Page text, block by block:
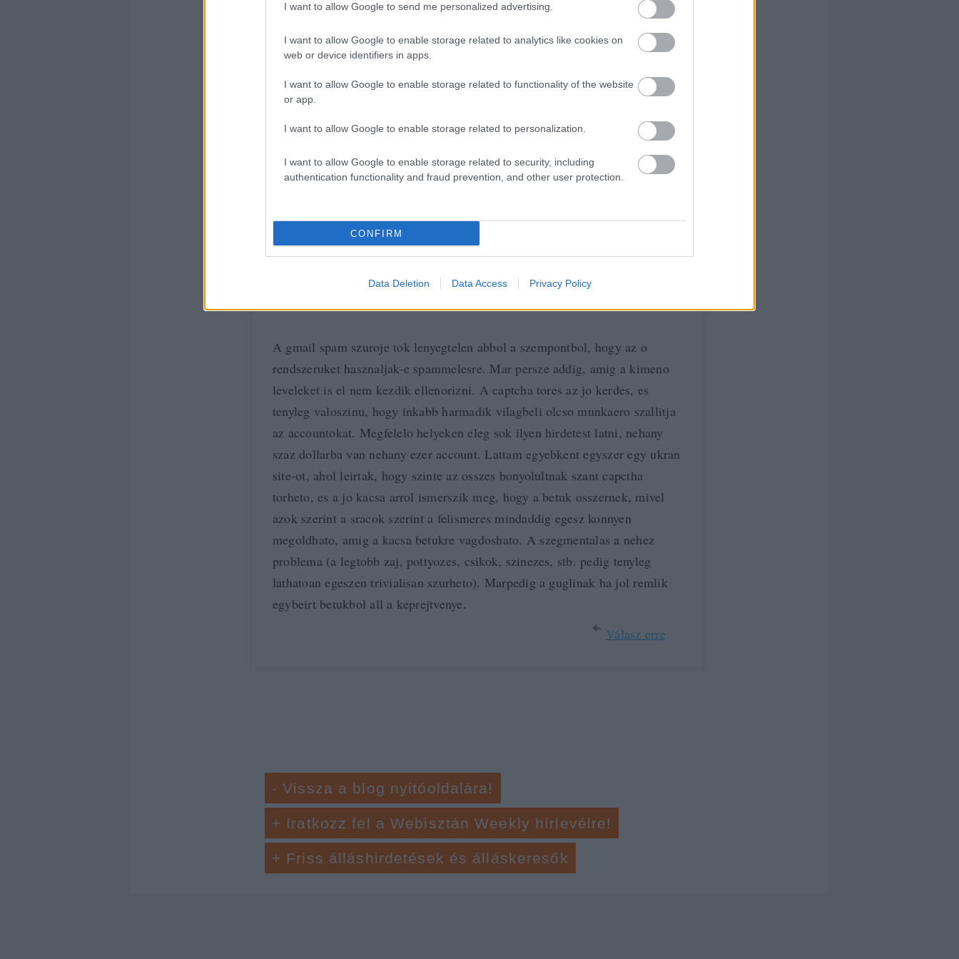
I want to allow Google to send me personalized advertising.
I want to allow Google to enable storage related to analytics like cookies on
web or device identifiers in apps.
I want to allow Google to enable storage related to functionality of the website
or app.
I want to allow Google to enable storage related to personalization.
I want to allow Google to enable storage related to security, including
authentication functionality and fraud prevention, and other user protection.
CONFIRM
Data Deletion Data Access Privacy Policy
ki az RBL-t a konfigurációból, hogy működjön a szolgáltatás...
Válasz erre
LALI_
pont most kaptam egy viagrás című levelet a gmailes fiókomba, szóval
létezik a dolog és sajna nemfogta meg a gmail, pedig a címében is benne
volt a viagra, tehát nemértem... (pop3-al szedem le a leveleket és a
A gmail spam szuroje tok lenyegtelen abbol a szempontbol, hogy az o
rendszeruket hasznaljak-e spammelesre. Mar persze addig, amig a kimeno
leveleket is el nem kezdik ellenorizni. A captcha tores az jo kerdes, es
tenyleg valoszinu, hogy inkabb harmadik vilagbeli olcso munkaero szallitja
az accountokat. Megfelelo helyeken eleg sok ilyen hirdetest latni, nehany
szaz dollarba van nehany ezer account. Lattam egyebkent egyszer egy ukran
site-ot, ahol leirtak, hogy szinte az osszes bonyolultnak szant capctha
torheto, es a jo kacsa arrol ismerszik meg, hogy a betuk osszernek, mivel
azok szerint a sracok szerint a felismeres mindaddig egesz konnyen
megoldhato, amig a kacsa betukre vagdoshato. A szegmentalas a nehez
problema (a legtobb zaj, pottyozes, csikok, szinezes, stb. pedig tenyleg
lathatoan egeszen trivialisan szurheto). Marpedig a guglinak ha jol remlik
egybeirt betukbol all a keprejtvenye.
Válasz erre
- Vissza a blog nyitóoldalára!
+ Iratkozz fel a Webisztán Weekly hírlevélre!
+ Friss álláshirdetések és álláskeresők